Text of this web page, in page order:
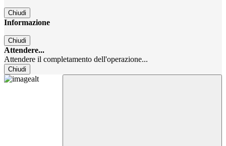
Chiudi
Informazione
Chiudi
Attendere...
Attendere il completamento dell'operazione...
Chiudi